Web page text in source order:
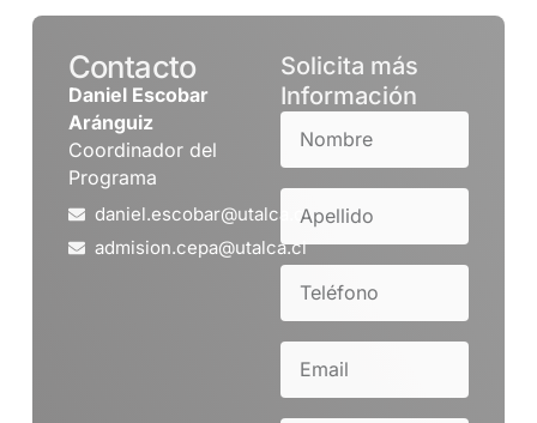
Contacto
Daniel Escobar
Aránguiz
Coordinador del
Programa
daniel.escobar@utalca.cl
admision.cepa@utalca.cl
Solicita más
Información